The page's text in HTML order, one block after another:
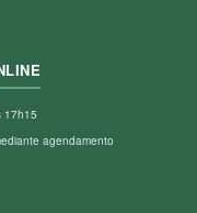
17h15
agendamento